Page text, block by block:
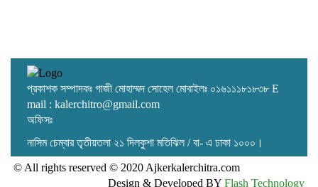
প্রকাশক সম্পাদকঃ গাজী মোহাম্মদ সোহেল মোবাইলঃ ০১৬১১১৮১৮৩৮ E
mail : kalerchitro@gmail.com
অফিসঃ
নাসিম চেম্বার তৃতীয়তলা ২১ দিলকুশা মতিঝিল / বা- এ ঢাকা ১০০০।
© All rights reserved © 2020 Ajkerkalerchitra.com
Design & Developed BY Flash Technology